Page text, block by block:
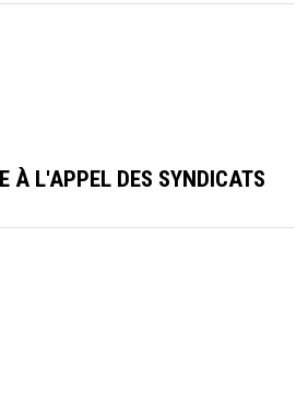
À L'APPEL DES SYNDICATS